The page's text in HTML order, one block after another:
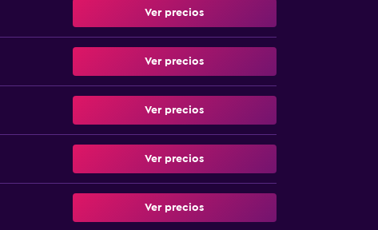
Ver precios
Ver precios
Ver precios
Ver precios
Ver precios